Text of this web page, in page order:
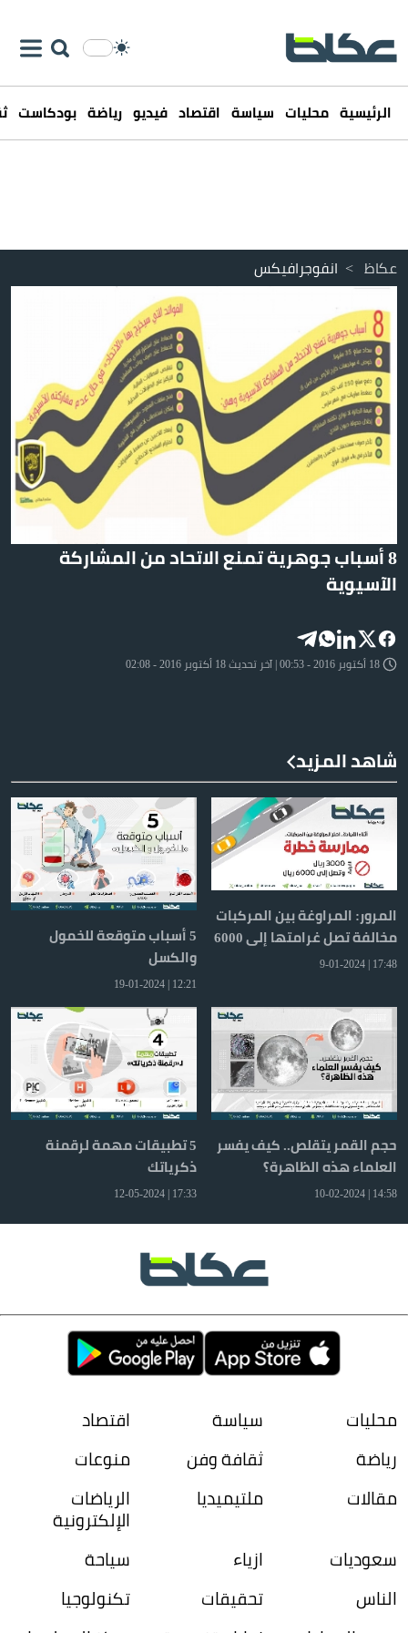
الرئيسية محليات سياسة اقتصاد فيديو رياضة بودكاست
عكاظ > انفوجرافيكس
8 أسباب جوهرية تمنع الاتحاد من المشاركة
الآسيوية
شاهد المزيد
المرور: المراوغة بين المركبات
مخالفة تصل غرامتها إلى 6000
ريال
17:48 | 9-01-2024
5 أسباب متوقعة للخمول
والكسل
12:21 | 19-01-2024
حجم القمر يتقلص.. كيف يفسر
العلماء هذه الظاهرة؟
14:58 | 10-02-2024
5 تطبيقات مهمة لرقمنة
ذكرياتك
17:33 | 12-05-2024
محليات سياسة
اقتصاد
رياضة
ثقافة وفن
منوعات
مقالات
ملتيميديا الرياضات
الإلكترونية
سعوديات
ازياء
سياحة
الناس
تحقيقات
تكنولوجيا